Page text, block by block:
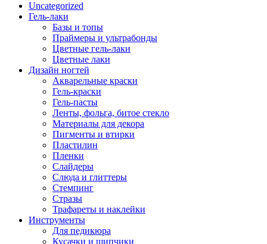
Uncategorized
Гель-лаки
Базы и топы
Праймеры и ультрабонды
Цветные гель-лаки
Цветные лаки
Дизайн ногтей
Акварельные краски
Гель-краски
Гель-пасты
Ленты, фольга, битое стекло
Материалы для декора
Пигменты и втирки
Пластилин
Пленки
Слайдеры
Слюда и глиттеры
Стемпинг
Стразы
Трафареты и наклейки
Инструменты
Для педикюра
Кусачки и щипчики